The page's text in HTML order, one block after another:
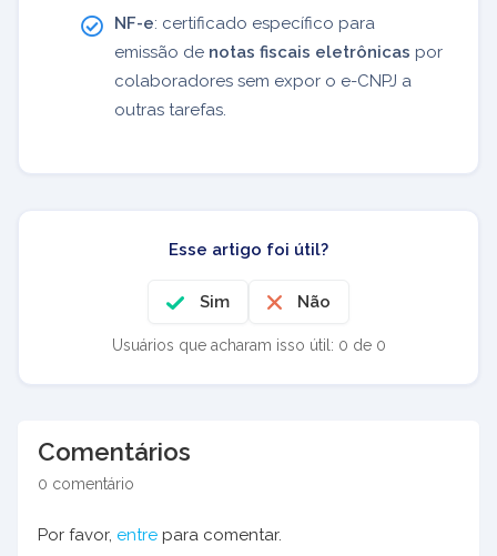
NF-e: certificado específico para
emissão de notas fiscais eletrônicas por
colaboradores sem expor o e-CNPJ a
outras tarefas.
Esse artigo foi útil?
Sim Não
Usuários que acharam isso útil: 0 de 0
Comentários
0 comentário
Por favor, entre para comentar.